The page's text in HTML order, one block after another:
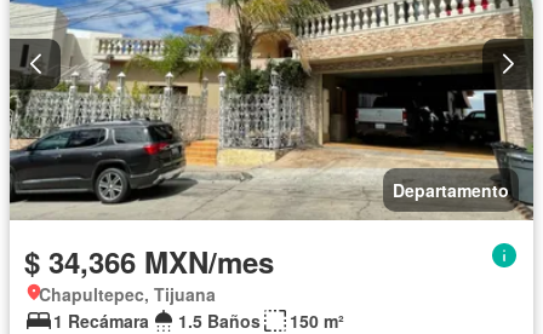
Departamento
$ 34,366 MXN/mes
Chapultepec, Tijuana
1 Recámara
1.5 Baños
150 m²